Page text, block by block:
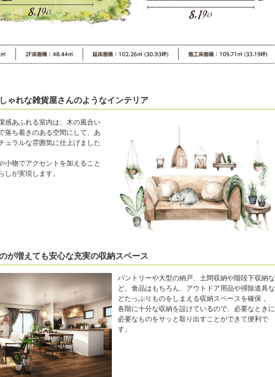
ゃれな雑貨屋さんのようなインテリア
感あふれる室内は、木の風合い
落ち着きのある空間にして、あ
ュラルな雰囲気に仕上げました
小物でアクセントを加えること
しが実現します。
が増えても安心な充実の収納スペース
パントリーや大型の納戸、土間収納や階段下収納な
ど、食品はもちろん、アウトドア用品や掃除道具な
どたっぷりものをしまえる収納スペースを確保 。
各階に十分な収納を設けているので、必要なときに
必要なものをサッと取り出すことができて便利で
す。